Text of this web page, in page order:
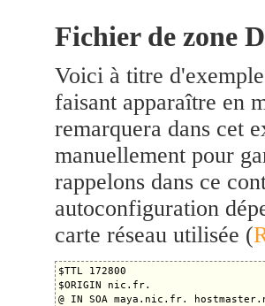
Fichier de zone
Voici à titre
faisant apparaître en
remarquera dans cet
manuellement pour
rappelons dans ce
autoconfiguration
carte réseau utilisée (
$TTL 172800
$ORIGIN nic.fr.
@ IN SOA maya.nic.fr.